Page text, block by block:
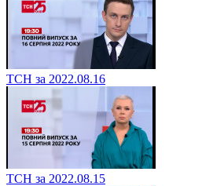
ТСН за 2022.08.16
ТСН за 2022.08.15